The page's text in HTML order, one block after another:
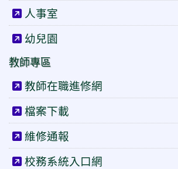
人事室
幼兒園
教師專區
教師在職進修網
檔案下載
維修通報
校務系統入口網